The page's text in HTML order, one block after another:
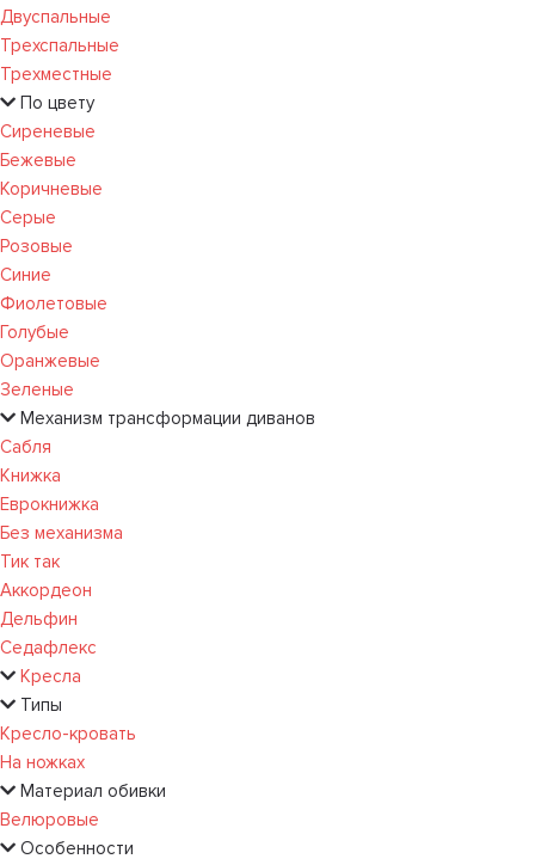
Двуспальные
Трехспальные
Трехместные
По цвету
Сиреневые
Бежевые
Коричневые
Серые
Розовые
Синие
Фиолетовые
Голубые
Оранжевые
Зеленые
Механизм трансформации диванов
Сабля
Книжка
Еврокнижка
Без механизма
Тик так
Аккордеон
Дельфин
Седафлекс
Кресла
Типы
Кресло-кровать
На ножках
Материал обивки
Велюровые
Особенности